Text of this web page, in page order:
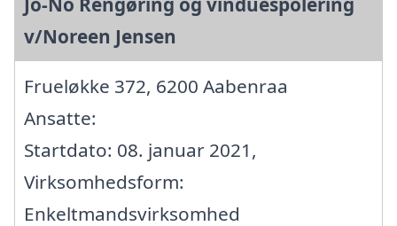
v/Noreen Jensen
Frueløkke 372, 6200 Aabenraa
Ansatte:
Startdato: 08. januar 2021,
Virksomhedsform:
Enkeltmandsvirksomhed